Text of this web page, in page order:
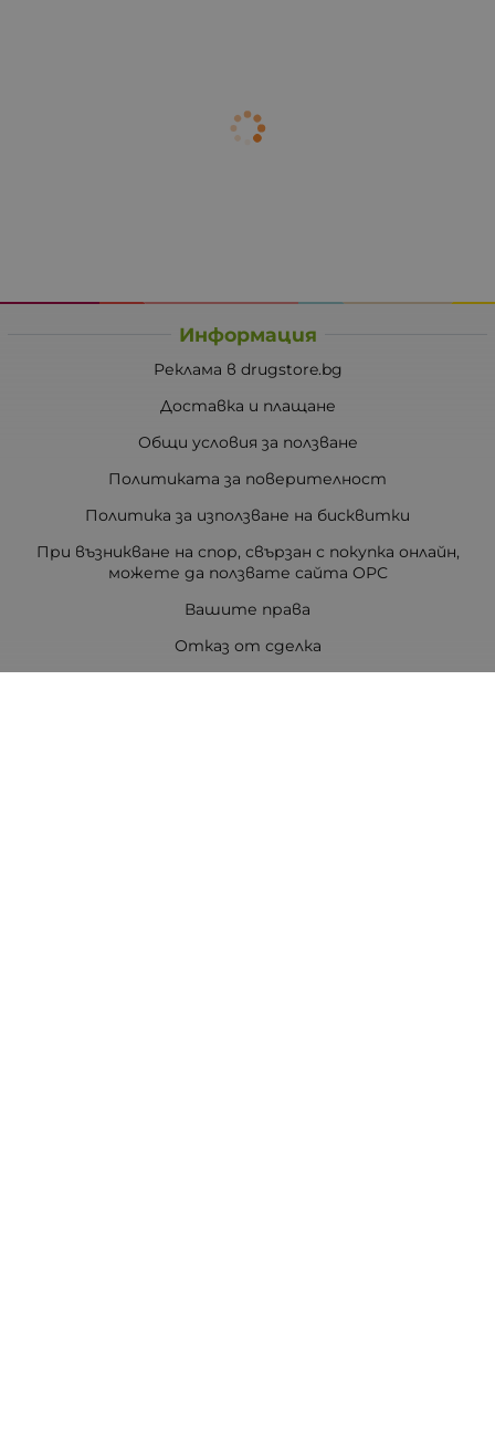
Информация
Реклама в drugstore.bg
Доставка и плащане
Общи условия за ползване
Политиката за поверителност
Политика за използване на бисквитки
При възникване на спор, свързан с покупка онлайн,
можете да ползвате сайта ОРС
Вашите права
Отказ от сделка